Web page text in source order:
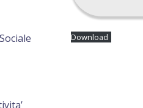
Download